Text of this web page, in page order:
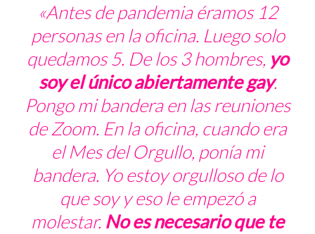
«Antes de pandemia éramos 12
personas en la oficina. Luego solo
quedamos 5. De los 3 hombres, yo
soy el único abiertamente gay.
Pongo mi bandera en las reuniones
de Zoom. En la oficina, cuando era
el Mes del Orgullo, ponía mi
bandera. Yo estoy orgulloso de lo
que soy y eso le empezó a
molestar. No es necesario que te